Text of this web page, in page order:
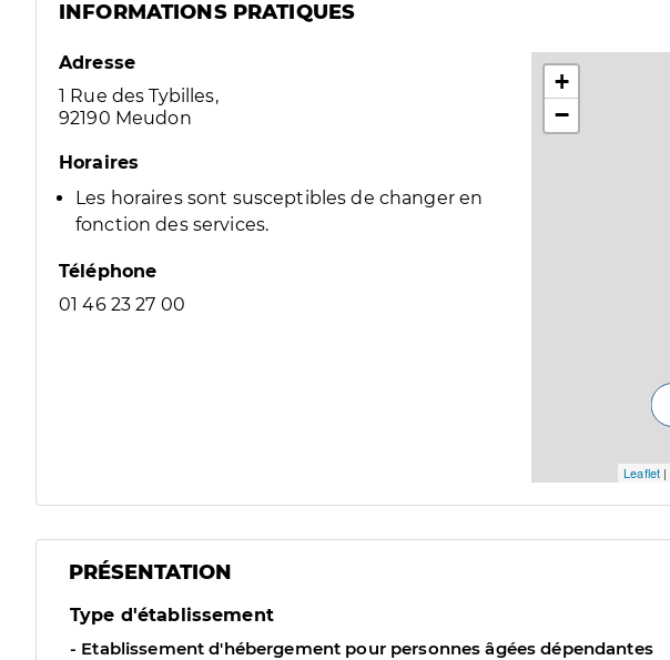
INFORMATIONS PRATIQUES
Adresse
1 Rue des Tybilles,
92190 Meudon
Horaires
Les horaires sont susceptibles de changer en
fonction des services.
Téléphone
01 46 23 27 00
+
−
Leaflet |
PRÉSENTATION
Type d'établissement
- Etablissement d'hébergement pour personnes âgées dépendantes